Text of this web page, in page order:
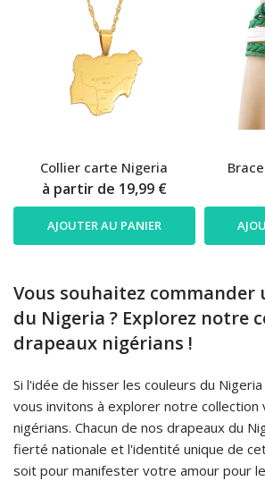
Collier carte Nigeria
à partir de 19,99 €
AJOUTER AU PANIER
Vous souhaitez commander
du Nigeria ? Explorez notre
drapeaux nigérians !
Si l'idée de hisser les couleurs du
vous invitons à explorer notre collection
nigérians. Chacun de nos drapeaux du
fierté nationale et l'identité unique de
soit pour manifester votre amour pour